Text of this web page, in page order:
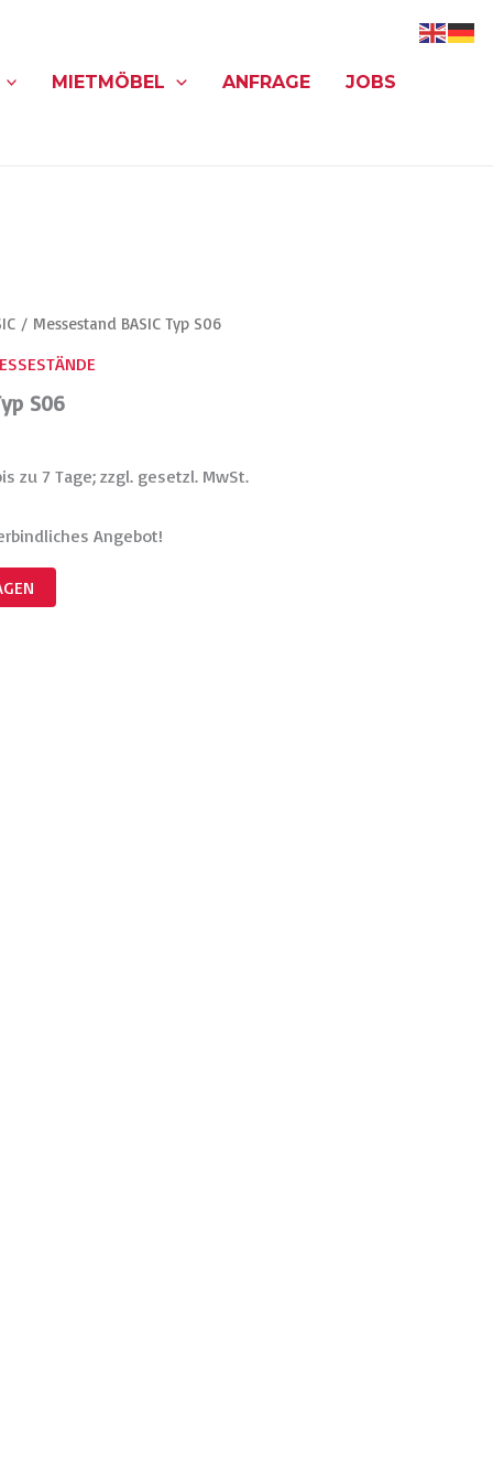
MIETMÖBEL ANFRAGE JOBS
/ Messestand BASIC Typ S06
S06
zu 7 Tage; zzgl. gesetzl. MwSt.
Angebot!